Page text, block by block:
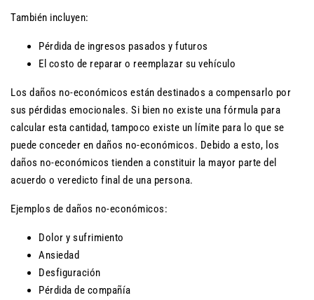
También incluyen:
Pérdida de ingresos pasados ​​y futuros
El costo de reparar o reemplazar su vehículo
Los daños no-económicos están destinados a compensarlo por
sus pérdidas emocionales. Si bien no existe una fórmula para
calcular esta cantidad, tampoco existe un límite para lo que se
puede conceder en daños no-económicos. Debido a esto, los
daños no-económicos tienden a constituir la mayor parte del
acuerdo o veredicto final de una persona.
Ejemplos de daños no-económicos:
Dolor y sufrimiento
Ansiedad
Desfiguración
Pérdida de compañía